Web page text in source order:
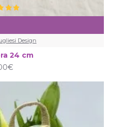
Design
24 cm